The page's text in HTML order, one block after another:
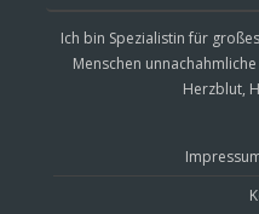
Ich bin Spezialistin für
Menschen
Herzblut,